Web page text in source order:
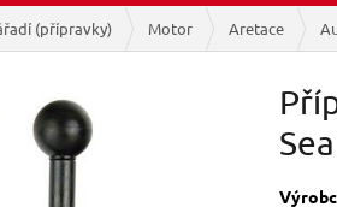
(přípravky) Motor Aretace